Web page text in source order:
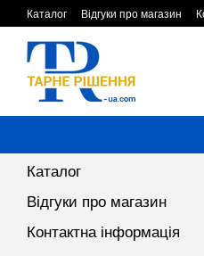
Перейти до основного контенту
Каталог Відгуки про магазин
Каталог
Відгуки про магазин
Контактна інформація